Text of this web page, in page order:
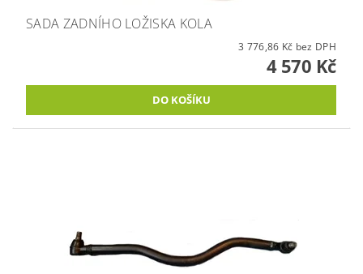
SADA ZADNÍHO LOŽISKA KOLA
3 776,86 Kč bez DPH
4 570 Kč